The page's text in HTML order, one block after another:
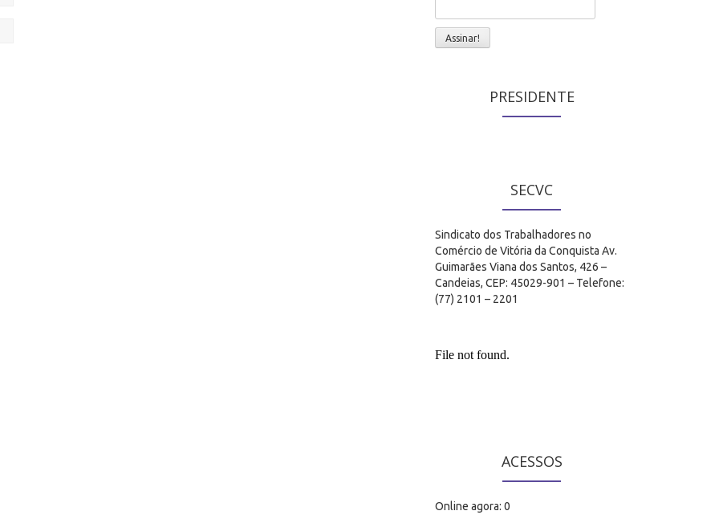
PRESIDENTE
SECVC
Sindicato dos Trabalhadores no
Comércio de Vitória da Conquista Av.
Guimarães Viana dos Santos, 426 –
Candeias, CEP: 45029-901 – Telefone:
(77) 2101 – 2201
ACESSOS
Online agora: 0